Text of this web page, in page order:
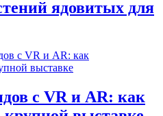
ядовитых для
с VR и AR: как